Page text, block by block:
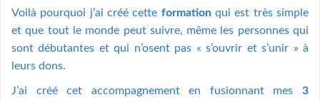
Voilà pourquoi j’ai créé cette formationqui est très simple
et que tout le monde peut suivre, même les personnes qui
sont débutantes et qui n’osent pas « s’ouvrir et s’unir » à
leurs dons.
J’ai créé cet accompagnement en fusionnant mes 3